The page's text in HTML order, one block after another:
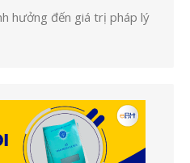
hưởng đến giá trị pháp lý